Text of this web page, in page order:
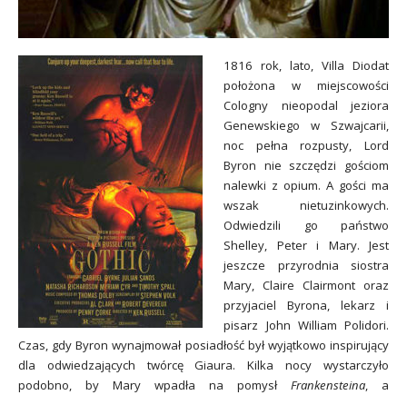
1816 rok, lato, Villa Diodat
położona w miejscowości
Cologny nieopodal jeziora
Genewskiego w Szwajcarii,
noc pełna rozpusty, Lord
Byron nie szczędzi gościom
nalewki z opium. A gości ma
wszak nietuzinkowych.
Odwiedzili go państwo
Shelley, Peter i Mary. Jest
jeszcze przyrodnia siostra
Mary, Claire Clairmont oraz
przyjaciel Byrona, lekarz i
pisarz John William Polidori.
Czas, gdy Byron wynajmował posiadłość był wyjątkowo inspirujący
dla odwiedzających twórcę Giaura. Kilka nocy wystarczyło
podobno, by Mary wpadła na pomysł Frankensteina, a